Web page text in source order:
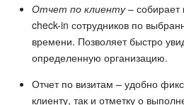
Отчет по клиенту–
check-in сотрудников по
времени. Позволяет быстро
определенную организацию.
Отчет по визитам – удобно
клиенту, так и отметку о